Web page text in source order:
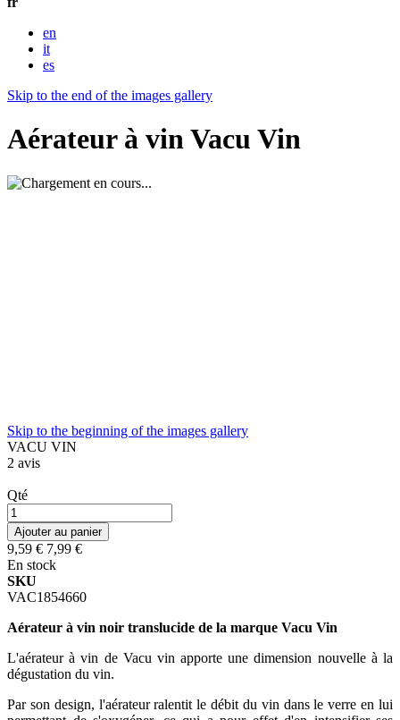
en
it
es
Skip to the end of the images gallery
Aérateur à vin Vacu Vin
Skip to the beginning of the images gallery
VACU VIN
2 avis
Qté
Ajouter au panier
9,59 € 7,99 €
En stock
SKU
VAC1854660
Aérateur à vin noir translucide de la marque Vacu Vin
L'aérateur à vin de Vacu vin apporte une dimension nouvelle à la
dégustation du vin.
Par son design, l'aérateur ralentit le débit du vin dans le verre en lui